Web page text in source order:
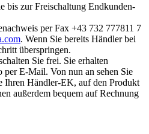
bis zur Freischaltung Endkunden-
per Fax +43 732 777811 7
. Wenn Sie bereits Händler bei
überspringen.
Sie frei. Sie erhalten
per E-Mail. Von nun an sehen Sie
Ihren Händler-EK, auf den Produkt
außerdem bequem auf Rechnung